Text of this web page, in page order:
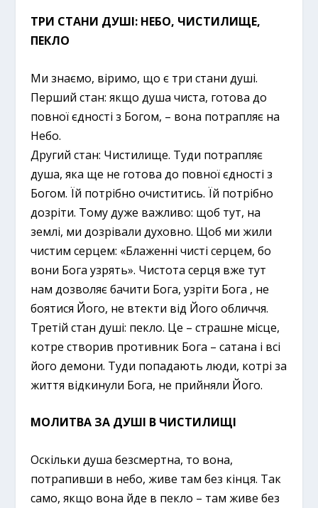
ТРИ СТАНИ ДУШІ: НЕБО, ЧИСТИЛИЩЕ,
ПЕКЛО
Ми знаємо, віримо, що є три стани душі.
Перший стан: якщо душа чиста, готова до
повної єдності з Богом, – вона потрапляє на
Небо.
Другий стан: Чистилище. Туди потрапляє
душа, яка ще не готова до повної єдності з
Богом. Їй потрібно очиститись. Їй потрібно
дозріти. Тому дуже важливо: щоб тут, на
землі, ми дозрівали духовно. Щоб ми жили
чистим серцем: «Блаженні чисті серцем, бо
вони Бога узрять». Чистота серця вже тут
нам дозволяє бачити Бога, узріти Бога , не
боятися Його, не втекти від Його обличчя.
Третій стан душі: пекло. Це – страшне місце,
котре створив противник Бога – сатана і всі
його демони. Туди попадають люди, котрі за
життя відкинули Бога, не прийняли Його.
МОЛИТВА ЗА ДУШІ В ЧИСТИЛИЩІ
Оскільки душа безсмертна, то вона,
потрапивши в небо, живе там без кінця. Так
само, якщо вона йде в пекло – там живе без